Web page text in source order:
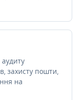
захисту пошти,
на